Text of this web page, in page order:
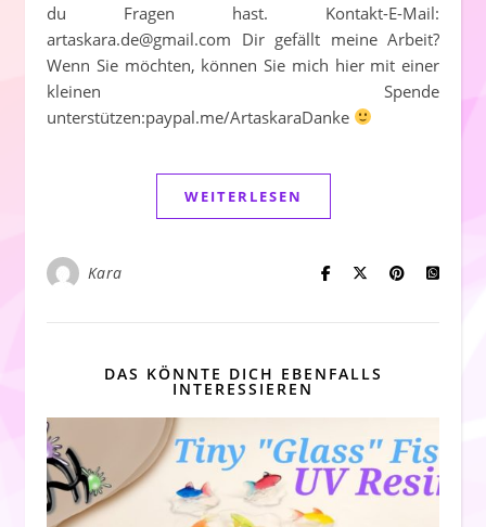
du Fragen hast. Kontakt-E-Mail:
artaskara.de@gmail.com Dir gefällt meine Arbeit?
Wenn Sie möchten, können Sie mich hier mit einer
kleinen Spende
unterstützen:paypal.me/ArtaskaraDanke
WEITERLESEN
Kara
DAS KÖNNTE DICH EBENFALLS
INTERESSIEREN